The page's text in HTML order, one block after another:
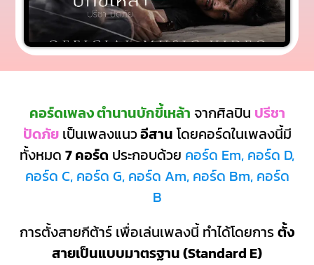
คอร์ดเพลง ตำนานบักขี้เหล้า จากศิลปิน ปรีชา
ปัดภัยเป็นเพลงแนวอีสาน โดยคอร์ดในเพลงนี้มี
ทั้งหมด 7 คอร์ด ประกอบด้วย คอร์ด Em, คอร์ด D,
คอร์ด C, คอร์ด G, คอร์ด Am, คอร์ด Bm, คอร์ด
B
การตั้งสายกีต้าร์ เพื่อเล่นเพลงนี้ ทำได้โดยการตั้ง
สายเป็นแบบมาตรฐาน (Standard E)